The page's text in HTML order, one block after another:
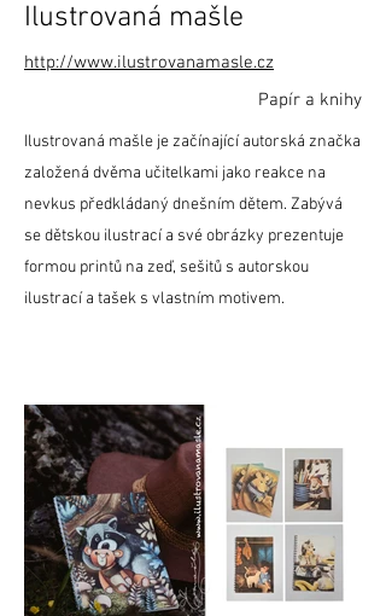
Ilustrovaná mašle
http://www.ilustrovanamasle.cz
Papír a knihy
Ilustrovaná mašle je začínající autorská značka
založená dvěma učitelkami jako reakce na
nevkus předkládaný dnešním dětem. Zabývá
se dětskou ilustrací a své obrázky prezentuje
formou printů na zeď, sešitů s autorskou
ilustrací a tašek s vlastním motivem.